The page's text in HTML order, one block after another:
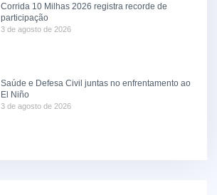
Corrida 10 Milhas 2026 registra recorde de
participação
3 de agosto de 2026
Saúde e Defesa Civil juntas no enfrentamento ao
El Niño
3 de agosto de 2026